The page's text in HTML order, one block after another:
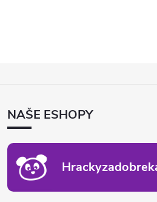
ANAŠE ESHOPY